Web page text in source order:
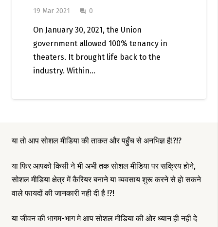
19 Mar 2021 question_answer 0
On January 30, 2021, the Union
government allowed 100% tenancy in
theaters. It brought life back to the
industry. Within…
या तो आप सोशल मीडिया की ताकत और पहुँच से अनभिज्ञ है!?!?
या फिर आपको किसी ने भी अभी तक सोशल मीडिया पर सक्रिय होने,
सोशल मीडिया क्षेत्र में कैरियर बनाने या व्यवसाय शुरू करने से हो सकने
वाले फायदों की जानकारी नही दी है !?!
या जीवन की भागम-भाग मे आप सोशल मीडिया की ओर ध्यान ही नही दे